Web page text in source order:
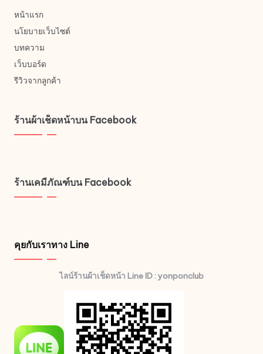
หน้าแรก
นโยบายเว็บไซต์
บทความ
เว็บบอร์ด
รีวิวจากลูกค้า
ร้านผ้าเช็ดหน้าบน Facebook
ร้านเคมีภัณฑ์บน Facebook
คุยกับเราทาง Line
ไลน์ร้านผ้าเช็ดหน้า Line ID : yonponclub